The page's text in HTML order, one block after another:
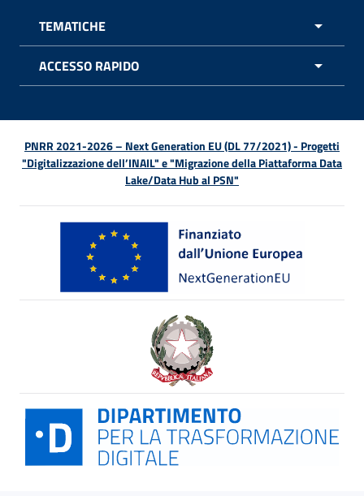
TEMATICHE
ACCESSO RAPIDO
PNRR 2021-2026 – Next Generation EU (DL 77/2021) - Progetti
"Digitalizzazione dell’INAIL" e "Migrazione della Piattaforma Data
Lake/Data Hub al PSN"